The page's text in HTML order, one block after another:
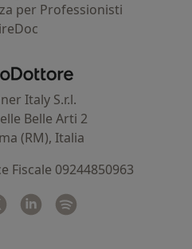
per Professionisti
MioDottore - Homepage
Italy S.r.l.
Belle Arti 2
(RM), Italia
Fiscale 09244850963
in una nuova scheda
Twitter
si apre in una nuova scheda
Linkedin
si apre in una nuova